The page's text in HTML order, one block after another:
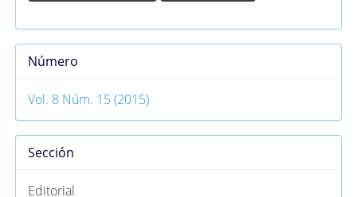
Número
Vol. 8 Núm. 15 (2015)
Sección
Editorial